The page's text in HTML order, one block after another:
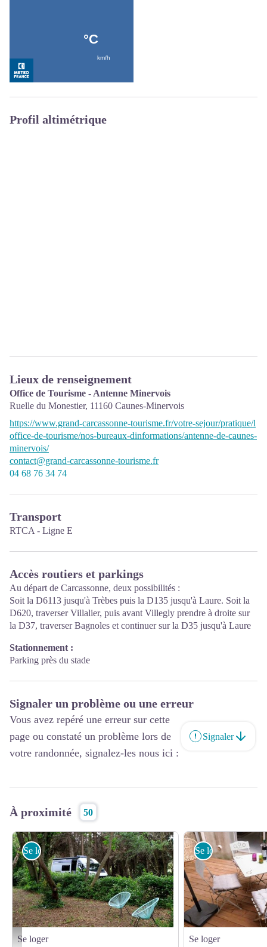
Profil altimétrique
Lieux de renseignement
Office de Tourisme - Antenne Minervois
Ruelle du Monestier, 11160 Caunes-Minervois
https://www.grand-carcassonne-tourisme.fr/votre-sejour/pratique/l
office-de-tourisme/nos-bureaux-dinformations/antenne-de-caunes-
minervois/
contact@grand-carcassonne-tourisme.fr
04 68 76 34 74
Transport
RTCA - Ligne E
Accès routiers et parkings
Au départ de Carcassonne, deux possibilités :
Soit la D6113 jusqu'à Trèbes puis la D135 jusqu'à Laure. Soit la
D620, traverser Villalier, puis avant Villegly prendre à droite sur
la D37, traverser Bagnoles et continuer sur la D35 jusqu'à Laure
Stationnement :
Parking près du stade
Signaler un problème ou une erreur
Vous avez repéré une erreur sur cette
page ou constaté un problème lors de
votre randonnée, signalez-les nous ici :
Signaler
À proximité 50
ARMORIA VAN
Se loger
Se loger
Se loger
Se loger